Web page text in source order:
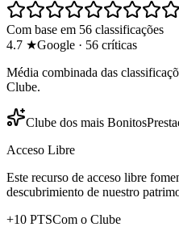
Com base em 56 classificações
4.7 ★Google · 56 críticas
Média combinada das
Clube.
Clube dos mais Bonitos
Acceso Libre
Este recurso de acceso libre
descubrimiento de nuestro
+10 PTSCom o Clube